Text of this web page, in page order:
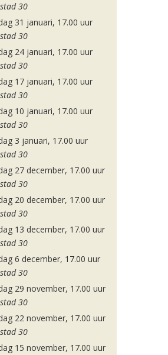
30
31 januari, 17.00 uur
30
24 januari, 17.00 uur
30
17 januari, 17.00 uur
30
10 januari, 17.00 uur
30
3 januari, 17.00 uur
30
27 december, 17.00 uur
30
20 december, 17.00 uur
30
13 december, 17.00 uur
30
6 december, 17.00 uur
30
29 november, 17.00 uur
30
22 november, 17.00 uur
30
15 november, 17.00 uur